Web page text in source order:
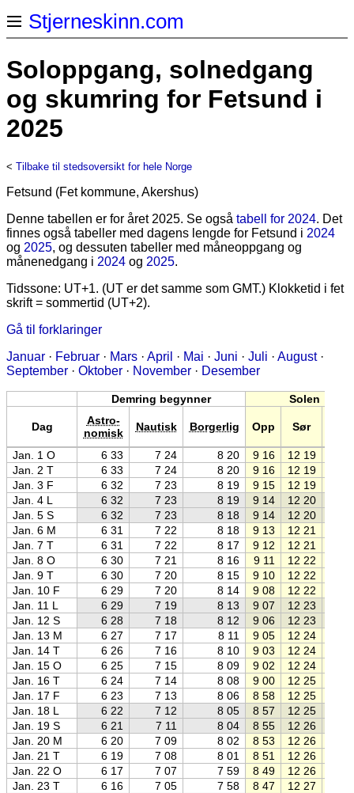
Stjerneskinn.com
Soloppgang, solnedgang
og skumring for Fetsund i
2025
< Tilbake til stedsoversikt for hele Norge
Fetsund (Fet kommune, Akershus)
Denne tabellen er for året 2025. Se også tabell for 2024. Det
finnes også tabeller med dagens lengde for Fetsund i 2024
og 2025, og dessuten tabeller med måneoppgang og
månenedgang i 2024 og 2025.
Tidssone: UT+1. (UT er det samme som GMT.) Klokketid i fet
skrift = sommertid (UT+2).
Gå til forklaringer
Januar · Februar · Mars · April · Mai · Juni · Juli · August·
September · Oktober · November · Desember
Demring begynner Solen
Dag
Astro-
nomisk
Nautisk Borgerlig Opp Sør
Jan. 1 O 6 33 7 24 8 20 9 16 12 19
Jan. 2 T
6 33 7 24 8 20 9 16 12 19
Jan. 3 F
6 32 7 23 8 19 9 15 12 19
Jan. 4 L
6 32 7 23 8 19 9 14 12 20
Jan. 5 S
6 32 7 23 8 18 9 14 12 20
Jan. 6 M
6 31 7 22 8 18 9 13 12 21
Jan. 7 T
6 31 7 22 8 17 9 12 12 21
Jan. 8 O
6 30 7 21 8 16 9 11 12 22
Jan. 9 T
6 30 7 20 8 15 9 10 12 22
Jan. 10 F
6 29 7 20 8 14 9 08 12 22
Jan. 11 L
6 29 7 19 8 13 9 07 12 23
Jan. 12 S
6 28 7 18 8 12 9 06 12 23
Jan. 13 M
6 27 7 17 8 11 9 05 12 24
Jan. 14 T
6 26 7 16 8 10 9 03 12 24
Jan. 15 O
6 25 7 15 8 09 9 02 12 24
Jan. 16 T
6 24 7 14 8 08 9 00 12 25
Jan. 17 F
6 23 7 13 8 06 8 58 12 25
Jan. 18 L
6 22 7 12 8 05 8 57 12 25
Jan. 19 S
6 21 7 11 8 04 8 55 12 26
Jan. 20 M
6 20 7 09 8 02 8 53 12 26
Jan. 21 T
6 19 7 08 8 01 8 51 12 26
Jan. 22 O
6 17 7 07 7 59 8 49 12 26
Jan. 23 T
6 16 7 05 7 58 8 47 12 27